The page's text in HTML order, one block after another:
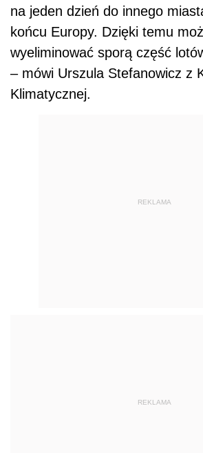
na jeden dzień do innego
końcu Europy. Dzięki temu
wyeliminować sporą część
– mówi Urszula Stefanowicz z
Klimatycznej.
REKLAMA
REKLAMA